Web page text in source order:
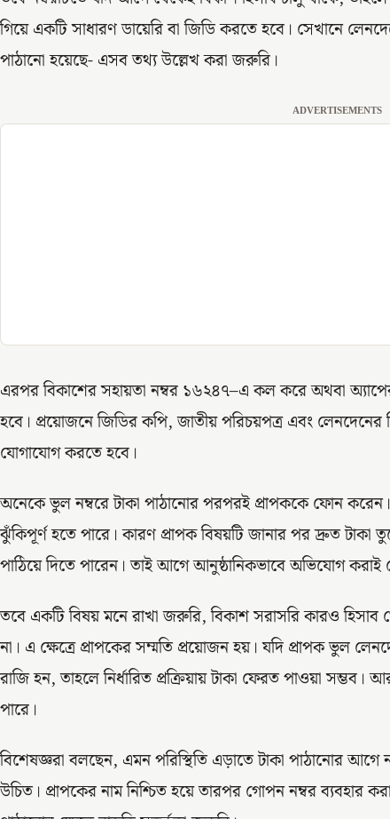
গিয়ে একটি সাধারণ ডায়েরি বা জিডি করতে হবে। সেখানে
পাঠানো হয়েছে- এসব তথ্য উল্লেখ করা জরুরি।
ADVERTISEMENTS
এরপর বিকাশের সহায়তা নম্বর ১৬২৪৭–এ কল করে অথবা অ্যাপের
হবে। প্রয়োজনে জিডির কপি, জাতীয় পরিচয়পত্র এবং লেনদেনের
যোগাযোগ করতে হবে।
অনেকে ভুল নম্বরে টাকা পাঠানোর পরপরই প্রাপককে ফোন
ঝুঁকিপূর্ণ হতে পারে। কারণ প্রাপক বিষয়টি জানার পর দ্রুত টাকা
পাঠিয়ে দিতে পারেন। তাই আগে আনুষ্ঠানিকভাবে অভিযোগ করাই
তবে একটি বিষয় মনে রাখা জরুরি, বিকাশ সরাসরি কারও
না। এ ক্ষেত্রে প্রাপকের সম্মতি প্রয়োজন হয়। যদি প্রাপক ভুল
রাজি হন, তাহলে নির্ধারিত প্রক্রিয়ায় টাকা ফেরত পাওয়া
পারে।
বিশেষজ্ঞরা বলছেন, এমন পরিস্থিতি এড়াতে টাকা পাঠানোর আগে
উচিত। প্রাপকের নাম নিশ্চিত হয়ে তারপর গোপন নম্বর ব্যবহার